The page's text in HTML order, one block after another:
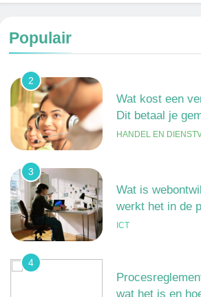
Populair
2
Wat kost een
Dit betaal je
HANDEL EN
3
Wat is
werkt het in de
ICT
4
wat het is en